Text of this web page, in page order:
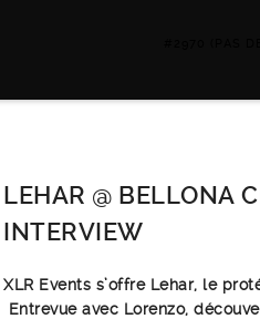
LEHAR @ BELLONA
INTERVIEW
XLR Events s’offre Lehar, le
Entrevue avec Lorenzo,